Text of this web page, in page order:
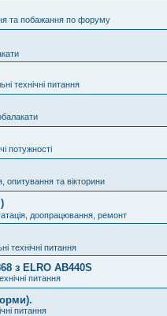
та побажання по форуму
технічні питання
потужності
опитування та вікторини
доопрацювання, ремонт
технічні питання
з ELRO AB440S
питання
питання